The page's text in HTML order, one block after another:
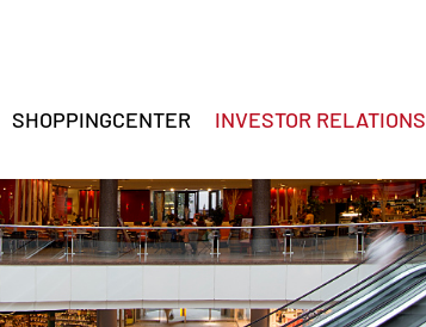
SHOPPINGCENTER INVESTOR RELATIONS